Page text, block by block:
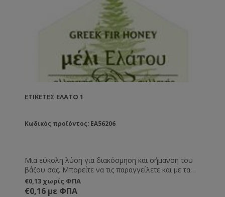
ΕΤΙΚΈΤΕΣ ΈΛΑΤΟ 1
Κωδικός προϊόντος: EA56206
Μια εύκολη λύση για διακόσμηση και σήμανση του
βάζου σας. Μπορείτε να τις παραγγείλετε και με τα
στοιχεία σας εκτυπωμένα, καθώς και ημερομηνία
παραγωγής, λήξης και καθαρό βάρος.
€0,13 χωρίς ΦΠΑ
€0,16 με ΦΠΑ